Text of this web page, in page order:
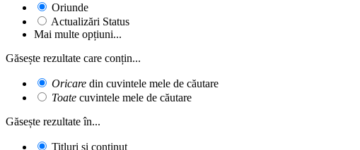
Oriunde
Actualizări Status
Mai multe opțiuni...
Găsește rezultate care conțin...
Oricare din cuvintele mele de căutare
Toate cuvintele mele de căutare
Găsește rezultate în...
Titluri și conținut